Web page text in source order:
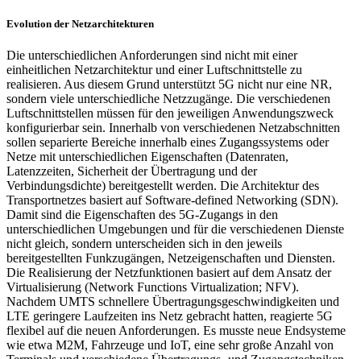
Evolution der Netzarchitekturen
Die unterschiedlichen Anforderungen sind nicht mit einer
einheitlichen Netzarchitektur und einer Luftschnittstelle zu
realisieren. Aus diesem Grund unterstützt 5G nicht nur eine NR,
sondern viele unterschiedliche Netzzugänge. Die verschiedenen
Luftschnittstellen müssen für den jeweiligen Anwendungszweck
konfigurierbar sein. Innerhalb von verschiedenen Netzabschnitten
sollen separierte Bereiche innerhalb eines Zugangssystems oder
Netze mit unterschiedlichen Eigenschaften (Datenraten,
Latenzzeiten, Sicherheit der Übertragung und der
Verbindungsdichte) bereitgestellt werden. Die Architektur des
Transportnetzes basiert auf Software-defined Networking (SDN).
Damit sind die Eigenschaften des 5G-Zugangs in den
unterschiedlichen Umgebungen und für die verschiedenen Dienste
nicht gleich, sondern unterscheiden sich in den jeweils
bereitgestellten Funkzugängen, Netzeigenschaften und Diensten.
Die Realisierung der Netzfunktionen basiert auf dem Ansatz der
Virtualisierung (Network Functions Virtualization; NFV).
Nachdem UMTS schnellere Übertragungsgeschwindigkeiten und
LTE geringere Laufzeiten ins Netz gebracht hatten, reagierte 5G
flexibel auf die neuen Anforderungen. Es musste neue Endsysteme
wie etwa M2M, Fahrzeuge und IoT, eine sehr große Anzahl von